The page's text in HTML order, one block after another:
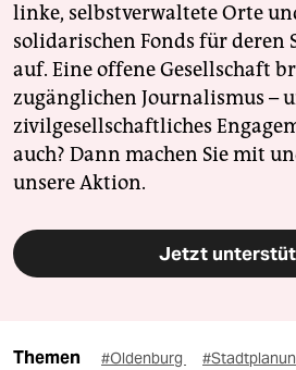
linke, selbstverwaltete Orte
solidarischen Fonds für deren
auf. Eine offene Gesellschaft
zugänglichen Journalismus –
zivilgesellschaftliches
auch? Dann machen Sie mit
unsere Aktion.
Jetzt
Themen #Oldenburg